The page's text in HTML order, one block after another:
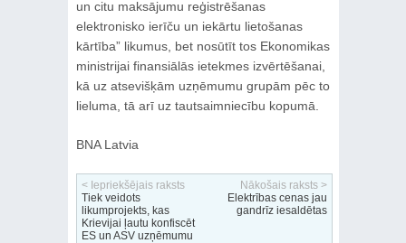
un citu maksājumu reģistrēšanas
elektronisko ierīču un iekārtu lietošanas
kārtība” likumus, bet nosūtīt tos Ekonomikas
ministrijai finansiālās ietekmes izvērtēšanai,
kā uz atsevišķām uzņēmumu grupām pēc to
lieluma, tā arī uz tautsaimniecību kopumā.
BNA Latvia
< Iepriekšējais raksts
Tiek veidots
likumprojekts, kas
Krievijai ļautu konfiscēt
ES un ASV uzņēmumu
Nākošais raksts >
Elektrības cenas jau
gandrīz iesaldētas